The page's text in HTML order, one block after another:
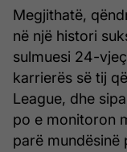
Megjithatë,
në një histori
sulmuesi 24-
karrierës së tij
League, dhe
po e monitoron
parë mundësinë